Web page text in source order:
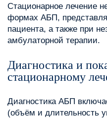
Стационарное лечение
формах АБП,
пациента, а также при
амбулаторной терапии.
Диагностика и
стационарному
Диагностика АБП
(объём и длительность